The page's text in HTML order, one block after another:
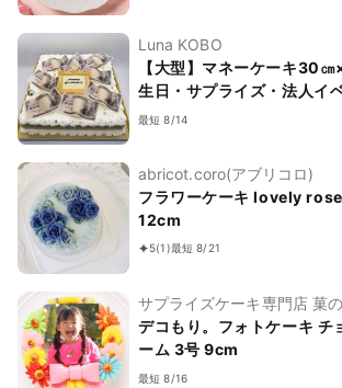
Luna KOBO
【大型】マネーケーキ30
生日・サプライズ・法人イ
最短 8/14
abricot.coro(アブリコロ)
フラワーケーキ lovely
12cm
5(1)最短 8/21
サプライズケーキ専門店 菓
か）
デコもり。フォトケーキ チ
ーム 3号 9cm
最短 8/16